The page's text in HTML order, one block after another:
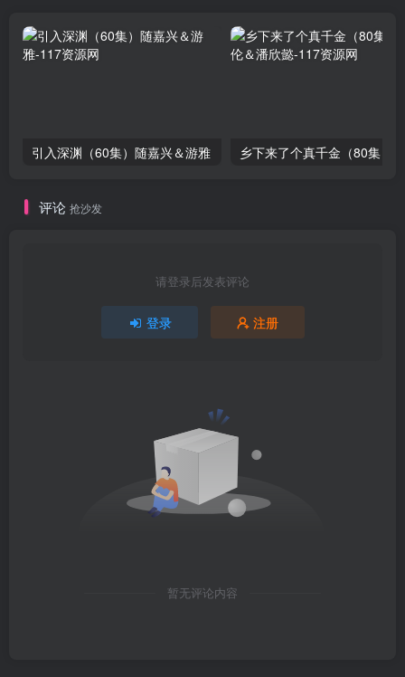
引入深渊（60集）随嘉兴＆游雅
评论 抢沙发
请登录后发表评论
登录 注册
暂无评论内容